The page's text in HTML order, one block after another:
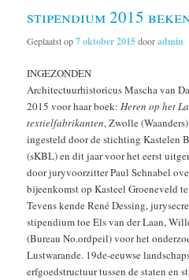
stipendium 2015
Geplaatst op7 oktober 2015dooradmin
INGEZONDEN
Architectuurhistoricus Mascha van
2015 voor haar boek:Heren op het
textielfabrikanten, Zwolle
ingesteld door de stichting Kastelen
(sKBL) en dit jaar voor het eerst
door juryvoorzitter Paul Schnabel
bijeenkomst op Kasteel Groeneveld
Tevens kende René Dessing,
stipendium toe Els van der Laan,
(Bureau No.ordpeil) voor het
Lustwarande. 19de-eeuwse
erfgoedstructuur tussen de staten en